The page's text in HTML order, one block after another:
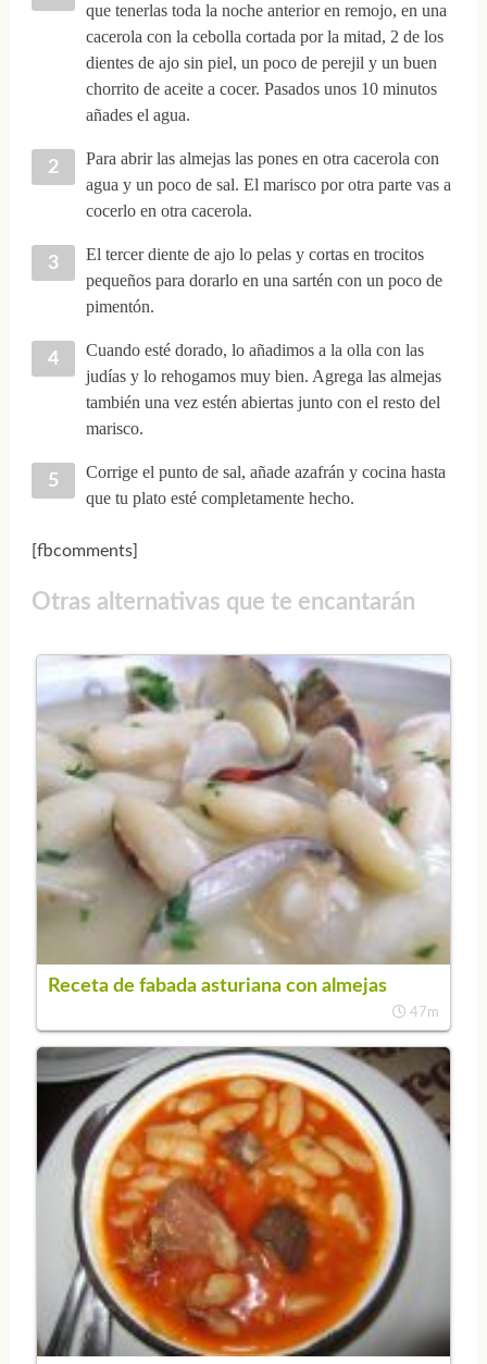
que tenerlas toda la noche anterior en remojo, en una
cacerola con la cebolla cortada por la mitad, 2 de los
dientes de ajo sin piel, un poco de perejil y un buen
chorrito de aceite a cocer. Pasados unos 10 minutos
añades el agua.
Para abrir las almejas las pones en otra cacerola con
agua y un poco de sal. El marisco por otra parte vas a
cocerlo en otra cacerola.
El tercer diente de ajo lo pelas y cortas en trocitos
pequeños para dorarlo en una sartén con un poco de
pimentón.
Cuando esté dorado, lo añadimos a la olla con las
judías y lo rehogamos muy bien. Agrega las almejas
también una vez estén abiertas junto con el resto del
marisco.
Corrige el punto de sal, añade azafrán y cocina hasta
que tu plato esté completamente hecho.
[fbcomments]
Otras alternativas que te encantarán
Receta de fabada asturiana con almejas
47m